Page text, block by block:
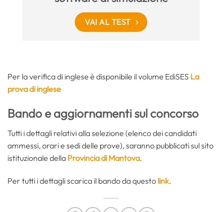
VAI AL TEST
Per la verifica di inglese è disponibile il volume EdiSES La
prova di inglese
Bando e aggiornamenti sul concorso
Tutti i dettagli relativi alla selezione (elenco dei candidati
ammessi, orari e sedi delle prove), saranno pubblicati sul sito
istituzionale della Provincia di Mantova.
Per tutti i dettagli scarica il bando da questo link.